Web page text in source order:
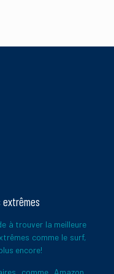
commentaires sont
à trouver la meilleure
comme le surf,
encore!